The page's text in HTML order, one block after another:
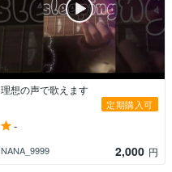
理想の声で歌えます
定期購入可
-
NANA_9999 2,000 円